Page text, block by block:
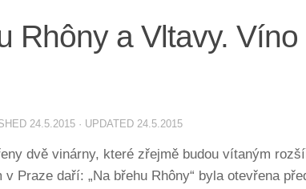
Rhôny a Vltavy.
24.5.2015 · UPDATED 24.5.2015
dvě vinárny, které zřejmě budou vítaným
v Praze daří: „Na břehu Rhôny“ byla otevřena